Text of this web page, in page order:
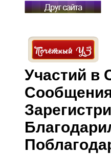
Участий в